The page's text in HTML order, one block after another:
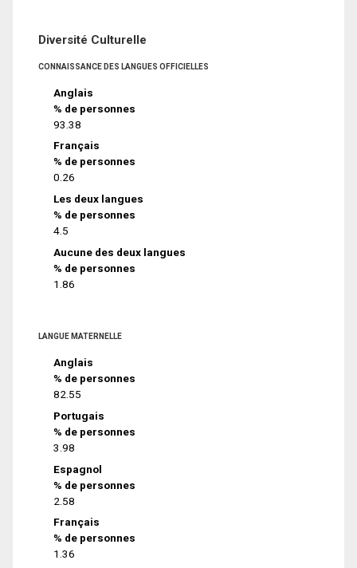
Diversité Culturelle
CONNAISSANCE DES LANGUES OFFICIELLES
Anglais
% de personnes
93.38
Français
% de personnes
0.26
Les deux langues
% de personnes
4.5
Aucune des deux langues
% de personnes
1.86
LANGUE MATERNELLE
Anglais
% de personnes
82.55
Portugais
% de personnes
3.98
Espagnol
% de personnes
2.58
Français
% de personnes
1.36